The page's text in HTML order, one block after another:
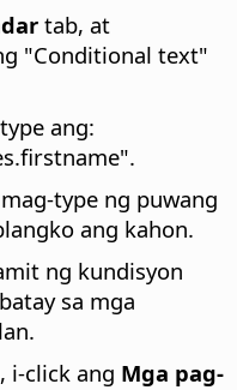
tab, at
"Conditional text"
ang:
type ng puwang
ang kahon.
ng kundisyon
sa mga
i-click ang Mga pag-